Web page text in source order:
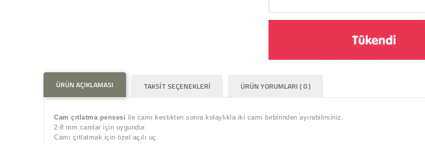
ÜRÜN AÇIKLAMASI TAKSİT SEÇENEKLERİ ÜRÜN YORUMLARI ( 0 )
Cam çıtlatma pensesi ile camı kestikten sonra kolaylıkla iki camı birbirinden ayırabilirsiniz.
2-8 mm camlar için uygundur.
Camı çıtlatmak için özel açılı uç.